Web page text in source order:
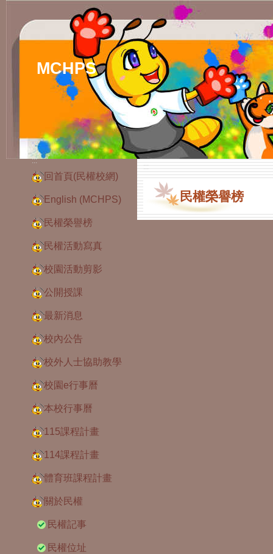
MCHPS
:::
回首頁(民權校網)
English (MCHPS)
民權榮譽榜
民權活動寫真
校園活動剪影
公開授課
最新消息
校內公告
校外人士協助教學
校園e行事曆
本校行事曆
115課程計畫
114課程計畫
體育班課程計畫
關於民權
民權記事
民權位址
:::
民權榮譽榜